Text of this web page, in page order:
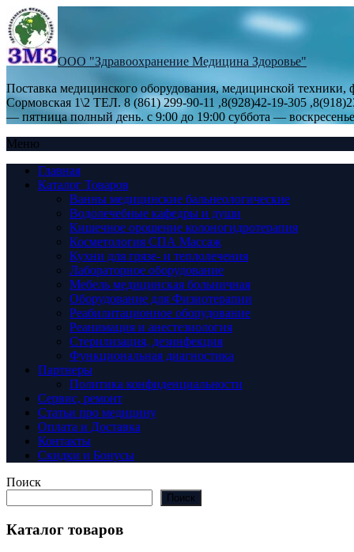
ООО "Здравоохранение Медицина Здоровье"
Поставка медицинского оборудования, медицинской
Сормовская 1\2 ТЕЛ. 8 (861) 299-90-11 ,8(928)42-19-305
— пятница полный день. с 9:00 до 19:00 суббота —
Меню
Главная
Каталог Товаров
Ванны медицинские бальнеологические
Водолечебные кафедры и души
Кишечное орошение колоногидротерапия
Косметология СПА Массаж
Кухни для грязе- и теплолечения
Лабораторное оборудование
Мебель медицинская больничная
Оборудование для Физиотерапии
Реабилитационное оборудование
Реанимация и анестезиология
Стерилизация, дезинфекция
Функциональная диагностика
Партнеры
Политика конфиденциальности
Сервис, ремонт
Статьи про медицину
Оплата и Доставка
Контакты
Скидки и Бонусы
Поиск
Поиск
Каталог товаров